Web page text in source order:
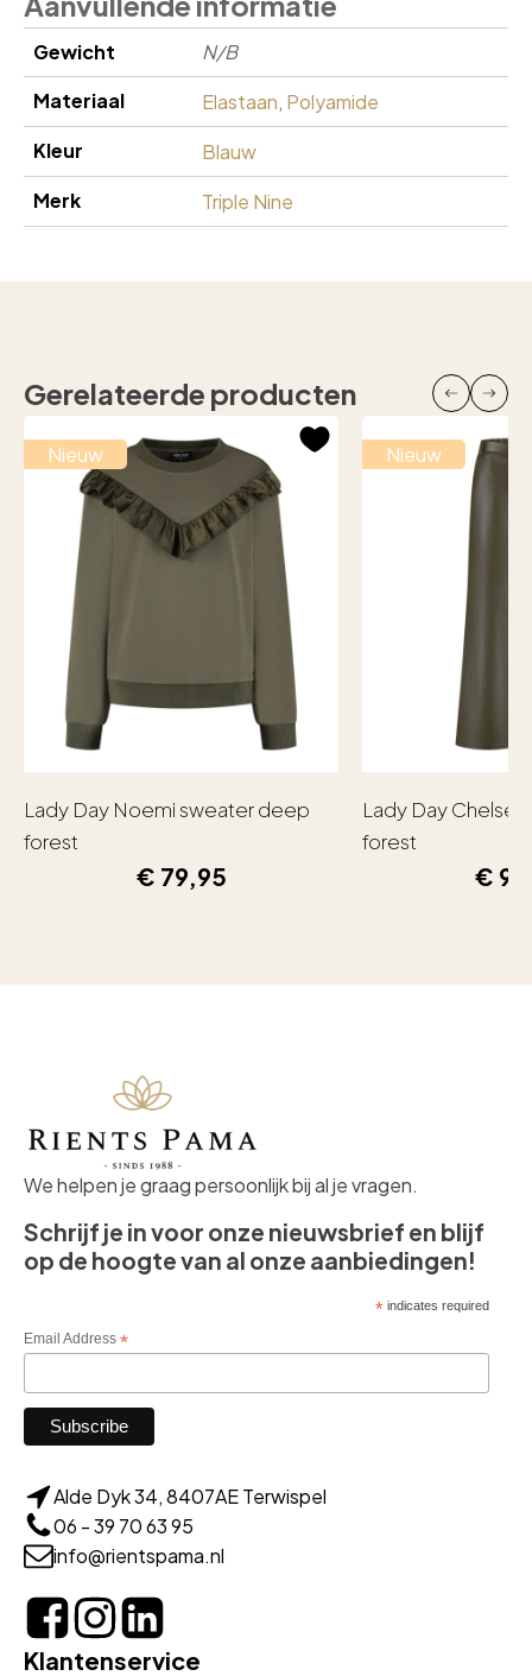
Gewicht
N/B
Materiaal
Elastaan, Polyamide
Kleur
Blauw
Merk
Triple Nine
Gerelateerde producten
Nieuw
Lady Day Noemi sweater deep
forest
€ 79,95
Nieuw
Lady Day
forest
€
We helpen je graag persoonlijk bij al je vragen.
Schrijf je in voor onze nieuwsbrief en blijf
op de hoogte van al onze aanbiedingen!
*indicates required
Email Address *
Alde Dyk 34, 8407AE Terwispel
06 - 39 70 63 95
info@rientspama.nl
Klantenservice